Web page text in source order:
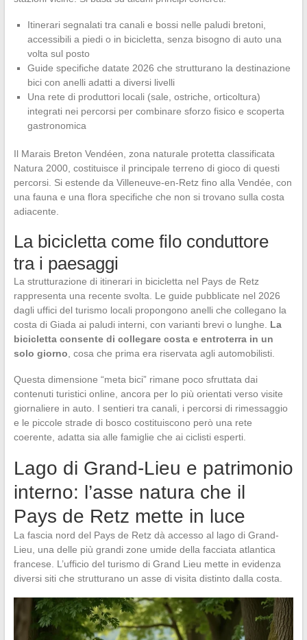
Itinerari segnalati tra canali e bossi nelle paludi bretoni,
accessibili a piedi o in bicicletta, senza bisogno di auto una
volta sul posto
Guide specifiche datate 2026 che strutturano la destinazione
bici con anelli adatti a diversi livelli
Una rete di produttori locali (sale, ostriche, orticoltura)
integrati nei percorsi per combinare sforzo fisico e scoperta
gastronomica
Il Marais Breton Vendéen, zona naturale protetta classificata
Natura 2000, costituisce il principale terreno di gioco di questi
percorsi. Si estende da Villeneuve-en-Retz fino alla Vendée, con
una fauna e una flora specifiche che non si trovano sulla costa
adiacente.
La bicicletta come filo conduttore
tra i paesaggi
La strutturazione di itinerari in bicicletta nel Pays de Retz
rappresenta una recente svolta. Le guide pubblicate nel 2026
dagli uffici del turismo locali propongono anelli che collegano la
costa di Giada ai paludi interni, con varianti brevi o lunghe. La
bicicletta consente di collegare costa e entroterra in un
solo giorno, cosa che prima era riservata agli automobilisti.
Questa dimensione “meta bici” rimane poco sfruttata dai
contenuti turistici online, ancora per lo più orientati verso visite
giornaliere in auto. I sentieri tra canali, i percorsi di rimessaggio
e le piccole strade di bosco costituiscono però una rete
coerente, adatta sia alle famiglie che ai ciclisti esperti.
Lago di Grand-Lieu e patrimonio
interno: l’asse natura che il
Pays de Retz mette in luce
La fascia nord del Pays de Retz dà accesso al lago di Grand-
Lieu, una delle più grandi zone umide della facciata atlantica
francese. L’ufficio del turismo di Grand Lieu mette in evidenza
diversi siti che strutturano un asse di visita distinto dalla costa.